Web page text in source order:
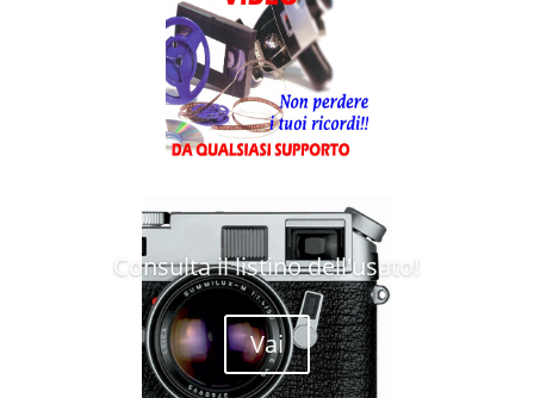
Consulta il listino dell'usato!
Vai